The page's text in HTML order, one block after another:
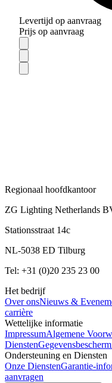
Levertijd op aanvraag
Prijs op aanvraag
Regionaal hoofdkantoor
ZG Lighting Netherlands
Stationsstraat 14c
NL-5038 ED Tilburg
Tel: +31 (0)20 235 23 00
Het bedrijf
Over onsNieuws &
carrière
Wettelijke informatie
ImpressumAlgemene
Diensten
Ondersteuning en Diensten
Onze DienstenGarantie-
aanvragen